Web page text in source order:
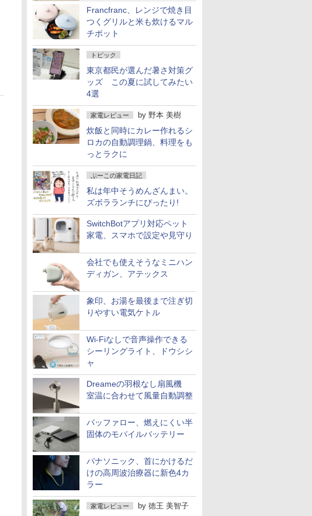
Francfranc、レンジで焼き目
つくグリルと米も炊けるマル
チポット
トピック
東京都民が選んだ暑さ対策グ
ッズ この夏に試してみたい
4選
家電レビュー by 野本 美樹
炊飯と同時にカレー作れるシ
ロカの自動調理鍋、料理をも
っとラクに
ぷーこの家電日記
私は年中そうめんざんまい。
ズボラランチにぴったり!
SwitchBotアプリ対応ペット
家電、スマホで設定や見守り
会社でも使えそうなミニハン
ディガン、アテックス
象印、お湯を最後まで注ぎ切
りやすい電気ケトル
Wi-Fiなしで音声操作できる
シーリングライト、ドウシシ
ャ
Dreameの羽根なし扇風機
室温に合わせて風量自動調整
バッファロー、燃えにくい半
固体のモバイルバッテリー
パナソニック、首にかけるだ
けの高周波治療器に新色4カ
ラー
家電レビュー by 徳王 美智子